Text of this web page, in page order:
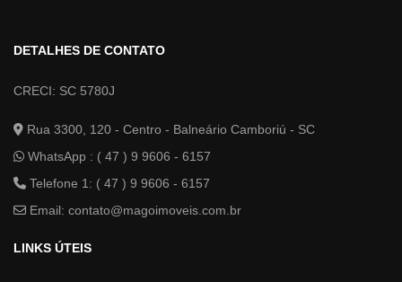
DETALHES DE CONTATO
CRECI: SC 5780J
Rua 3300, 120 - Centro - Balneário Camboriú - SC
WhatsApp : ( 47 ) 9 9606 - 6157
Telefone 1: ( 47 ) 9 9606 - 6157
Email: contato@magoimoveis.com.br
LINKS ÚTEIS